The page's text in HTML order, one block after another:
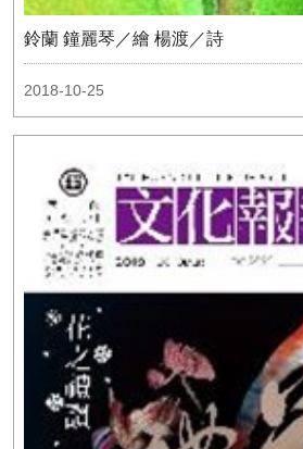
鈴蘭 鐘麗琴／繪 楊渡／詩
2018-10-25